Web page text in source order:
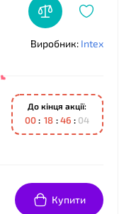
Виробник: Intex
До кінця акції:
00 18 46 03
Купити